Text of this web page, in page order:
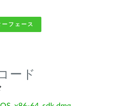
フェース
ード